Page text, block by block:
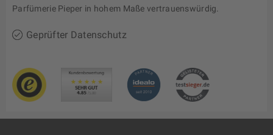
Parfümerie Pieper in hohem Maße vertrauenswürdig.
Geprüfter Datenschutz